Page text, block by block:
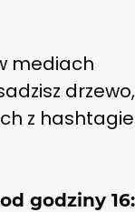
mediach
drzewo,
z
od godziny